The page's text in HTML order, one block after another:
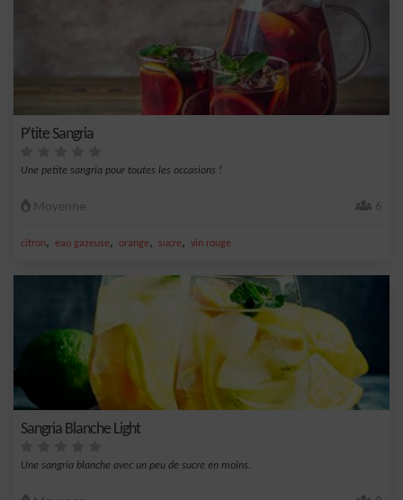
P'tite Sangria
Une petite sangria pour toutes les occasions !
Moyenne 6
citron, eau gazeuse, orange, sucre, vin rouge
Sangria Blanche Light
Une sangria blanche avec un peu de sucre en moins.